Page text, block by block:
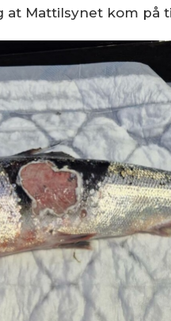
Mattilsynet kom på